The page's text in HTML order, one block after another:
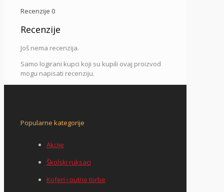
Recenzije 0
Recenzije
Još nema recenzija.
Samo logirani kupci koji su kupili ovaj proizvod
mogu napisati recenziju.
Popularne kategorije
Akcije
Školski ruksaci
Koferi i putne torbe